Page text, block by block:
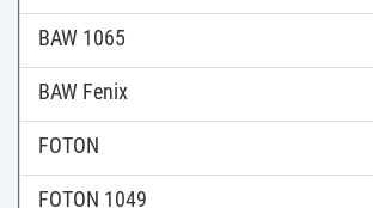
BAW 1065
BAW Fenix
FOTON
FOTON 1049